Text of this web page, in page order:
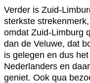
Verder is Zuid-
sterkste
omdat Zuid-Limburg
dan de Veluwe, dat
is gelegen en dus
Nederlanders en
geniet. Ook qua